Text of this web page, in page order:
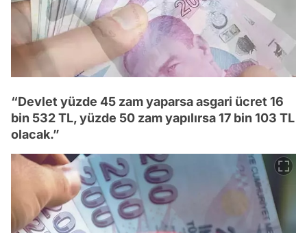
“Devlet yüzde 45 zam yaparsa asgari ücret 16
bin 532 TL, yüzde 50 zam yapılırsa 17 bin 103 TL
olacak.”